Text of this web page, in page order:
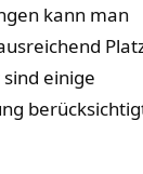
kann man
einige